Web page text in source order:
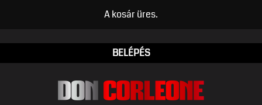
Ugrás a tartalomra
A kosár üres.
BELÉPÉS